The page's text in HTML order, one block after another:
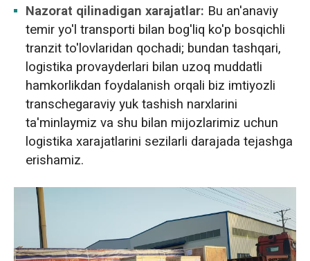
Nazorat qilinadigan xarajatlar: Bu an'anaviy
temir yo'l transporti bilan bog'liq ko'p bosqichli
tranzit to'lovlaridan qochadi; bundan tashqari,
logistika provayderlari bilan uzoq muddatli
hamkorlikdan foydalanish orqali biz imtiyozli
transchegaraviy yuk tashish narxlarini
ta'minlaymiz va shu bilan mijozlarimiz uchun
logistika xarajatlarini sezilarli darajada tejashga
erishamiz.